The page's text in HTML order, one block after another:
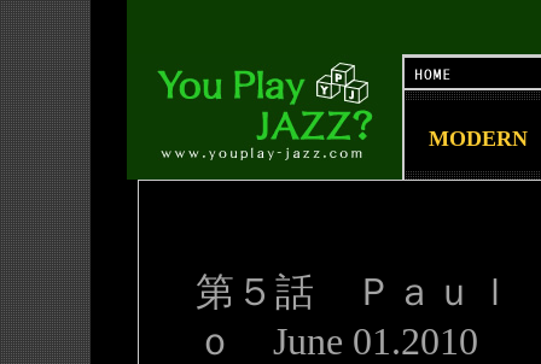
MODERN
第５話 Ｐａｕｌ
ｏ June 01.2010